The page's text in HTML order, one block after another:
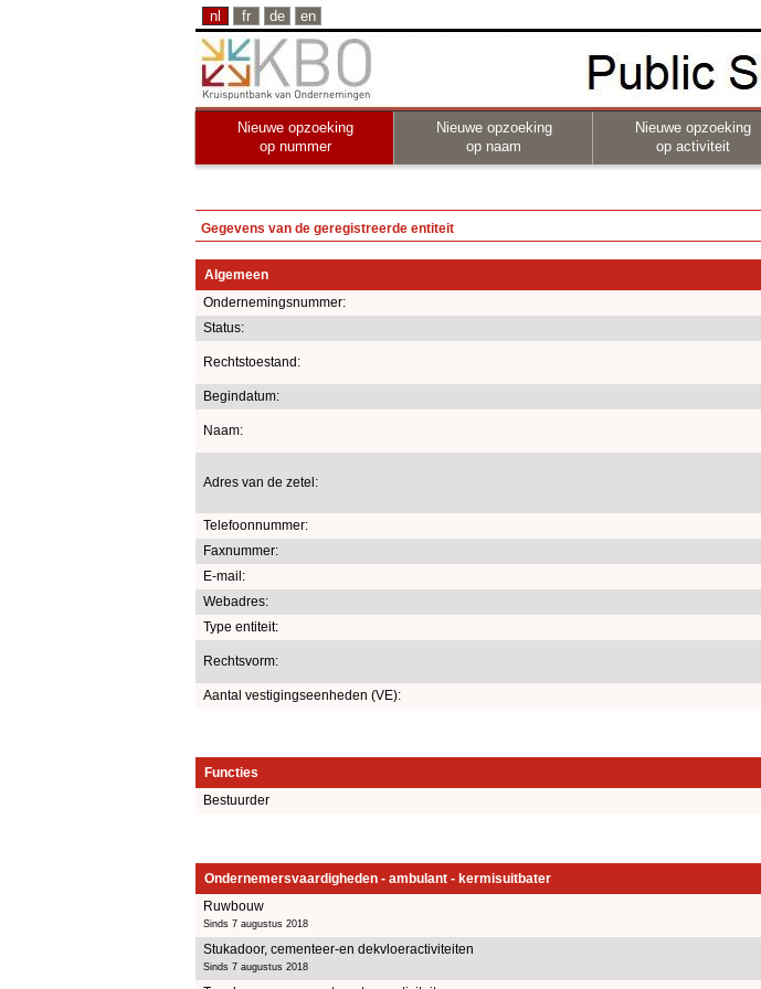
nl fr de en
Nieuwe opzoeking
op nummer
Nieuwe opzoeking
op naam
Nieuwe opzoeking
op activiteit
Gegevens van de geregistreerde entiteit
Algemeen
Ondernemingsnummer:
Status:
Rechtstoestand:
Begindatum:
Naam:
Adres van de zetel:
Telefoonnummer:
Faxnummer:
E-mail:
Webadres:
Type entiteit:
Rechtsvorm:
Aantal vestigingseenheden (VE):
Functies
Bestuurder
Ondernemersvaardigheden - ambulant - kermisuitbater
Ruwbouw
Sinds 7 augustus 2018
Stukadoor, cementeer-en dekvloeractiviteiten
Sinds 7 augustus 2018